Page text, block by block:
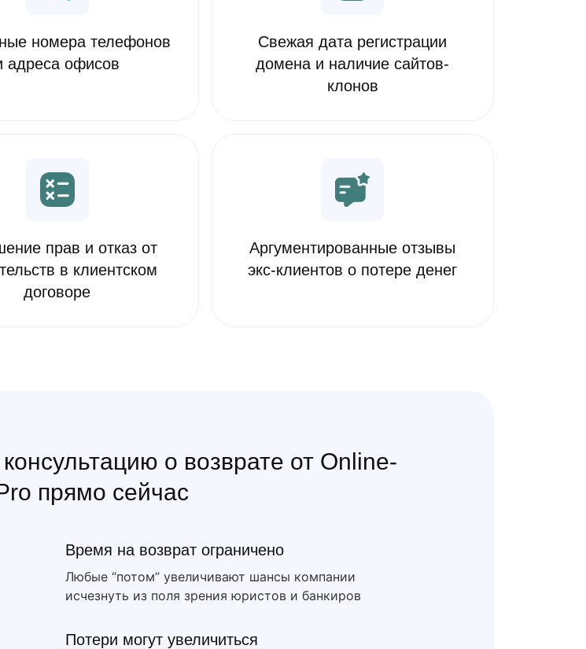
номера телефонов
адреса офисов
Свежая дата регистрации
домена и наличие сайтов-
клонов
прав и отказ от
в клиентском
договоре
Аргументированные отзывы
экс-клиентов о потере денег
о возврате от Online-
прямо сейчас
Время на возврат ограничено
Любые “потом” увеличивают шансы компании
исчезнуть из поля зрения юристов и банкиров
Потери могут увеличиться